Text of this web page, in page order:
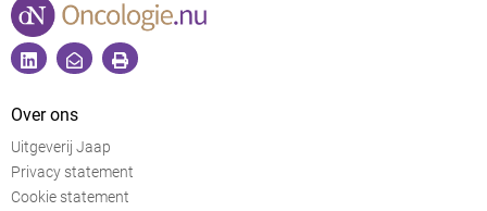
Over ons
Uitgeverij Jaap
Privacy statement
Cookie statement